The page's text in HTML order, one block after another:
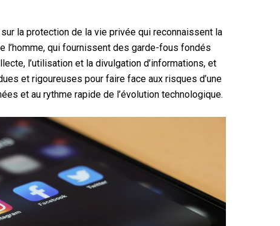
sur la protection de la vie privée qui reconnaissent la
l’homme, qui fournissent des garde-fous fondés
l’utilisation et la divulgation d’informations, et
et rigoureuses pour faire face aux risques d’une
et au rythme rapide de l’évolution technologique.